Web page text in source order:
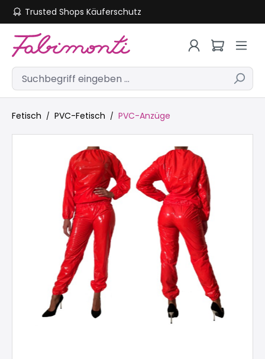
Zum Hauptinhalt springen
Trusted Shops Käuferschutz
Fetisch PVC-Fetisch PVC-Anzüge